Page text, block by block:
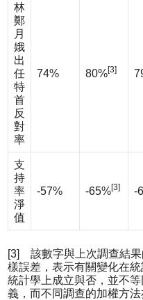
林
鄭
月
娥
出
任
特
首
反
對
率
74% 80%[3]
支
持
率
淨
值
-57% -65%[3] -
[3] 該數字與上次調查結果
樣誤差，表示有關變化在
統計學上成立與否，並不
義，而不同調查的加權方法